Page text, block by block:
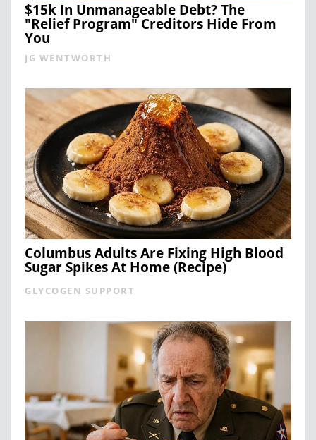
$15k In Unmanageable Debt? The
"Relief Program" Creditors Hide From
You
JG WENTWORTH
Columbus Adults Are Fixing High Blood
Sugar Spikes At Home (Recipe)
GLYCOGEN SUPPORT